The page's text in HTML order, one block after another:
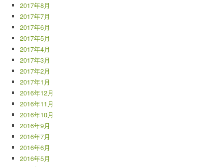
2017年8月
2017年7月
2017年6月
2017年5月
2017年4月
2017年3月
2017年2月
2017年1月
2016年12月
2016年11月
2016年10月
2016年9月
2016年7月
2016年6月
2016年5月